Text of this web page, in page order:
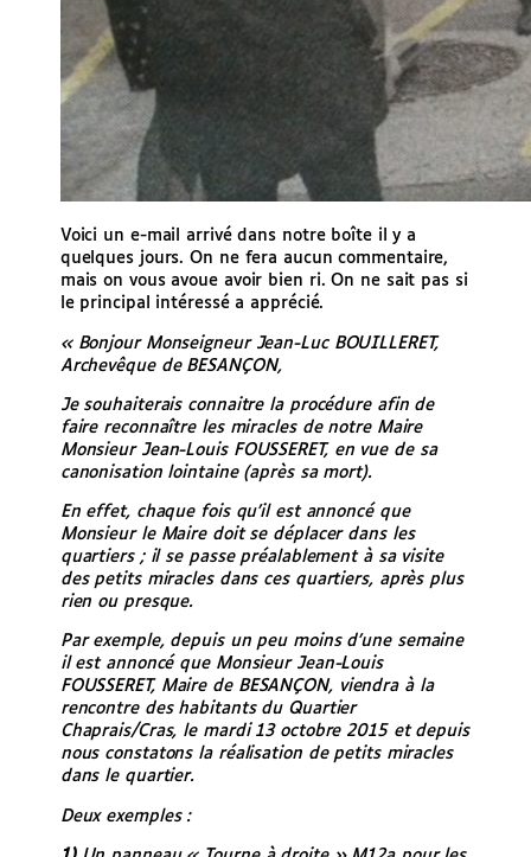
Voici un e-mail arrivé dans notre boîte il y a
quelques jours. On ne fera aucun commentaire,
mais on vous avoue avoir bien ri. On ne sait pas si
le principal intéressé a apprécié.
« Bonjour Monseigneur Jean-Luc BOUILLERET,
Archevêque de BESANÇON,
Je souhaiterais connaitre la procédure afin de
faire reconnaître les miracles de notre Maire
Monsieur Jean-Louis FOUSSERET, en vue de sa
canonisation lointaine (après sa mort).
En effet, chaque fois qu’il est annoncé que
Monsieur le Maire doit se déplacer dans les
quartiers ; il se passe préalablement à sa visite
des petits miracles dans ces quartiers, après plus
rien ou presque.
Par exemple, depuis un peu moins d’une semaine
il est annoncé que Monsieur Jean-Louis
FOUSSERET, Maire de BESANÇON, viendra à la
rencontre des habitants du Quartier
Chaprais/Cras, le mardi 13 octobre 2015 et depuis
nous constatons la réalisation de petits miracles
dans le quartier.
Deux exemples :